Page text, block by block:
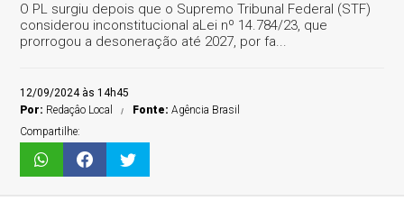
O PL surgiu depois que o Supremo Tribunal Federal (STF)
considerou inconstitucional aLei nº 14.784/23, que
prorrogou a desoneração até 2027, por fa...
12/09/2024 às 14h45
Por: Redaçâo Local Fonte:Agência Brasil
Compartilhe: